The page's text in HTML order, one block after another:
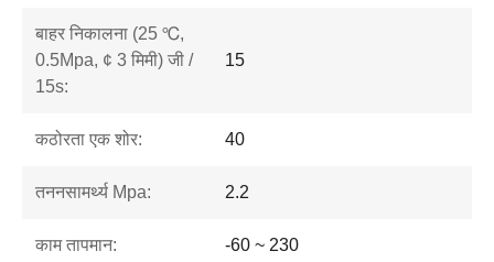
बाहर निकालना (25 ℃,
0.5Mpa, ¢ 3 मिमी) जी /
15s:
15
कठोरता एक शोर: 40
तननसामर्थ्य Mpa: 2.2
काम तापमान: -60 ~ 230